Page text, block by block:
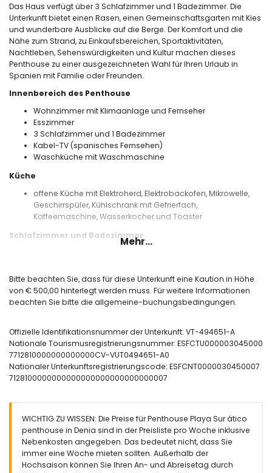
Das Haus verfügt über 3 Schlafzimmer und 1 Badezimmer. Die
Unterkunft bietet einen Rasen, einen Gemeinschaftsgarten mit Kies
und wunderbare Ausblicke auf die Berge. Der Komfort und die
Nähe zum Strand, zu Einkaufsbereichen, Sportaktivitäten,
Nachtleben, Sehenswürdigkeiten und Kultur machen dieses
Penthouse zu einer ausgezeichneten Wahl für Ihren Urlaub in
Spanien mit Familie oder Freunden.
Innenbereich des Penthouse
Wohnzimmer mit Klimaanlage und Fernseher
Esszimmer
3 Schlafzimmer und 1 Badezimmer
Kabel-TV (spanisches Fernsehen)
Waschküche mit Waschmaschine
Küche
offene Küche mit Elektroherd, Elektrobackofen, Mikrowelle,
Geschirrspüler, Kühlschrank mit Gefrierfach,
Kaffeemaschine, Wasserkocher und Toaster
Schlafzimmer und Badezimmer
Schlafzimmer mit 2 Einzelbetten (je 190 x 90 cm)
Badezimmer mit Waschbecken, Badewanne und
Haartrockner
eingezäuntes Grundstück
lagunenförmiger Gemeinschaftspool
Kinderspielpool
Rasengarten
Gemeinschaftsgarten mit Kies
Außendusche
Außensitzbereich und Außenessbereich
gemeinschaftlich genutzter überdachter Parkplatz
Weitere Informationen
nächste Stadt: Denia (innerhalb von 5 Kilometern vom
Mehr...
Bitte beachten Sie, dass für diese Unterkunft eine Kaution in Höhe
von € 500,00 hinterlegt werden muss. Für weitere Informationen
beachten Sie bitte die allgemeine-buchungsbedingungen.
Offizielle Identifikationsnummer der Unterkunft: VT-494651-A
Nationale Tourismusregistrierungsnummer: ESFCTU000003045000
7712810000000000000CV-VUT0494651-A0
Nationaler Unterkunftsregistrierungscode: ESFCNT0000030450007
7128100000000000000000000000000007
WICHTIG ZU WISSEN: Die Preise für Penthouse Playa Sur ático
penthouse in Denia sind in der Preisliste pro Woche inklusive
Nebenkosten angegeben. Das bedeutet nicht, dass Sie
immer eine Woche mieten sollten. Außerhalb der
Hochsaison können Sie Ihren An- und Abreisetag durch